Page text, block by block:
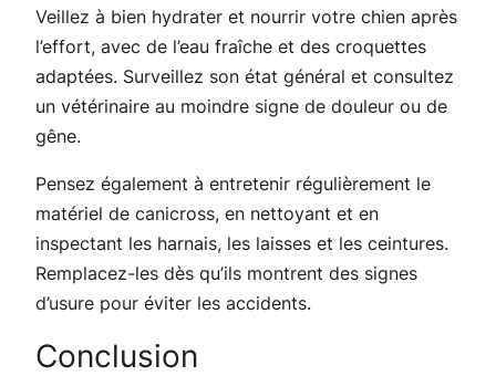
Veillez à bien hydrater et nourrir votre chien après
l’effort, avec de l’eau fraîche et des croquettes
adaptées. Surveillez son état général et consultez
un vétérinaire au moindre signe de douleur ou de
gêne.
Pensez également à entretenir régulièrement le
matériel de canicross, en nettoyant et en
inspectant les harnais, les laisses et les ceintures.
Remplacez-les dès qu’ils montrent des signes
d’usure pour éviter les accidents.
Conclusion